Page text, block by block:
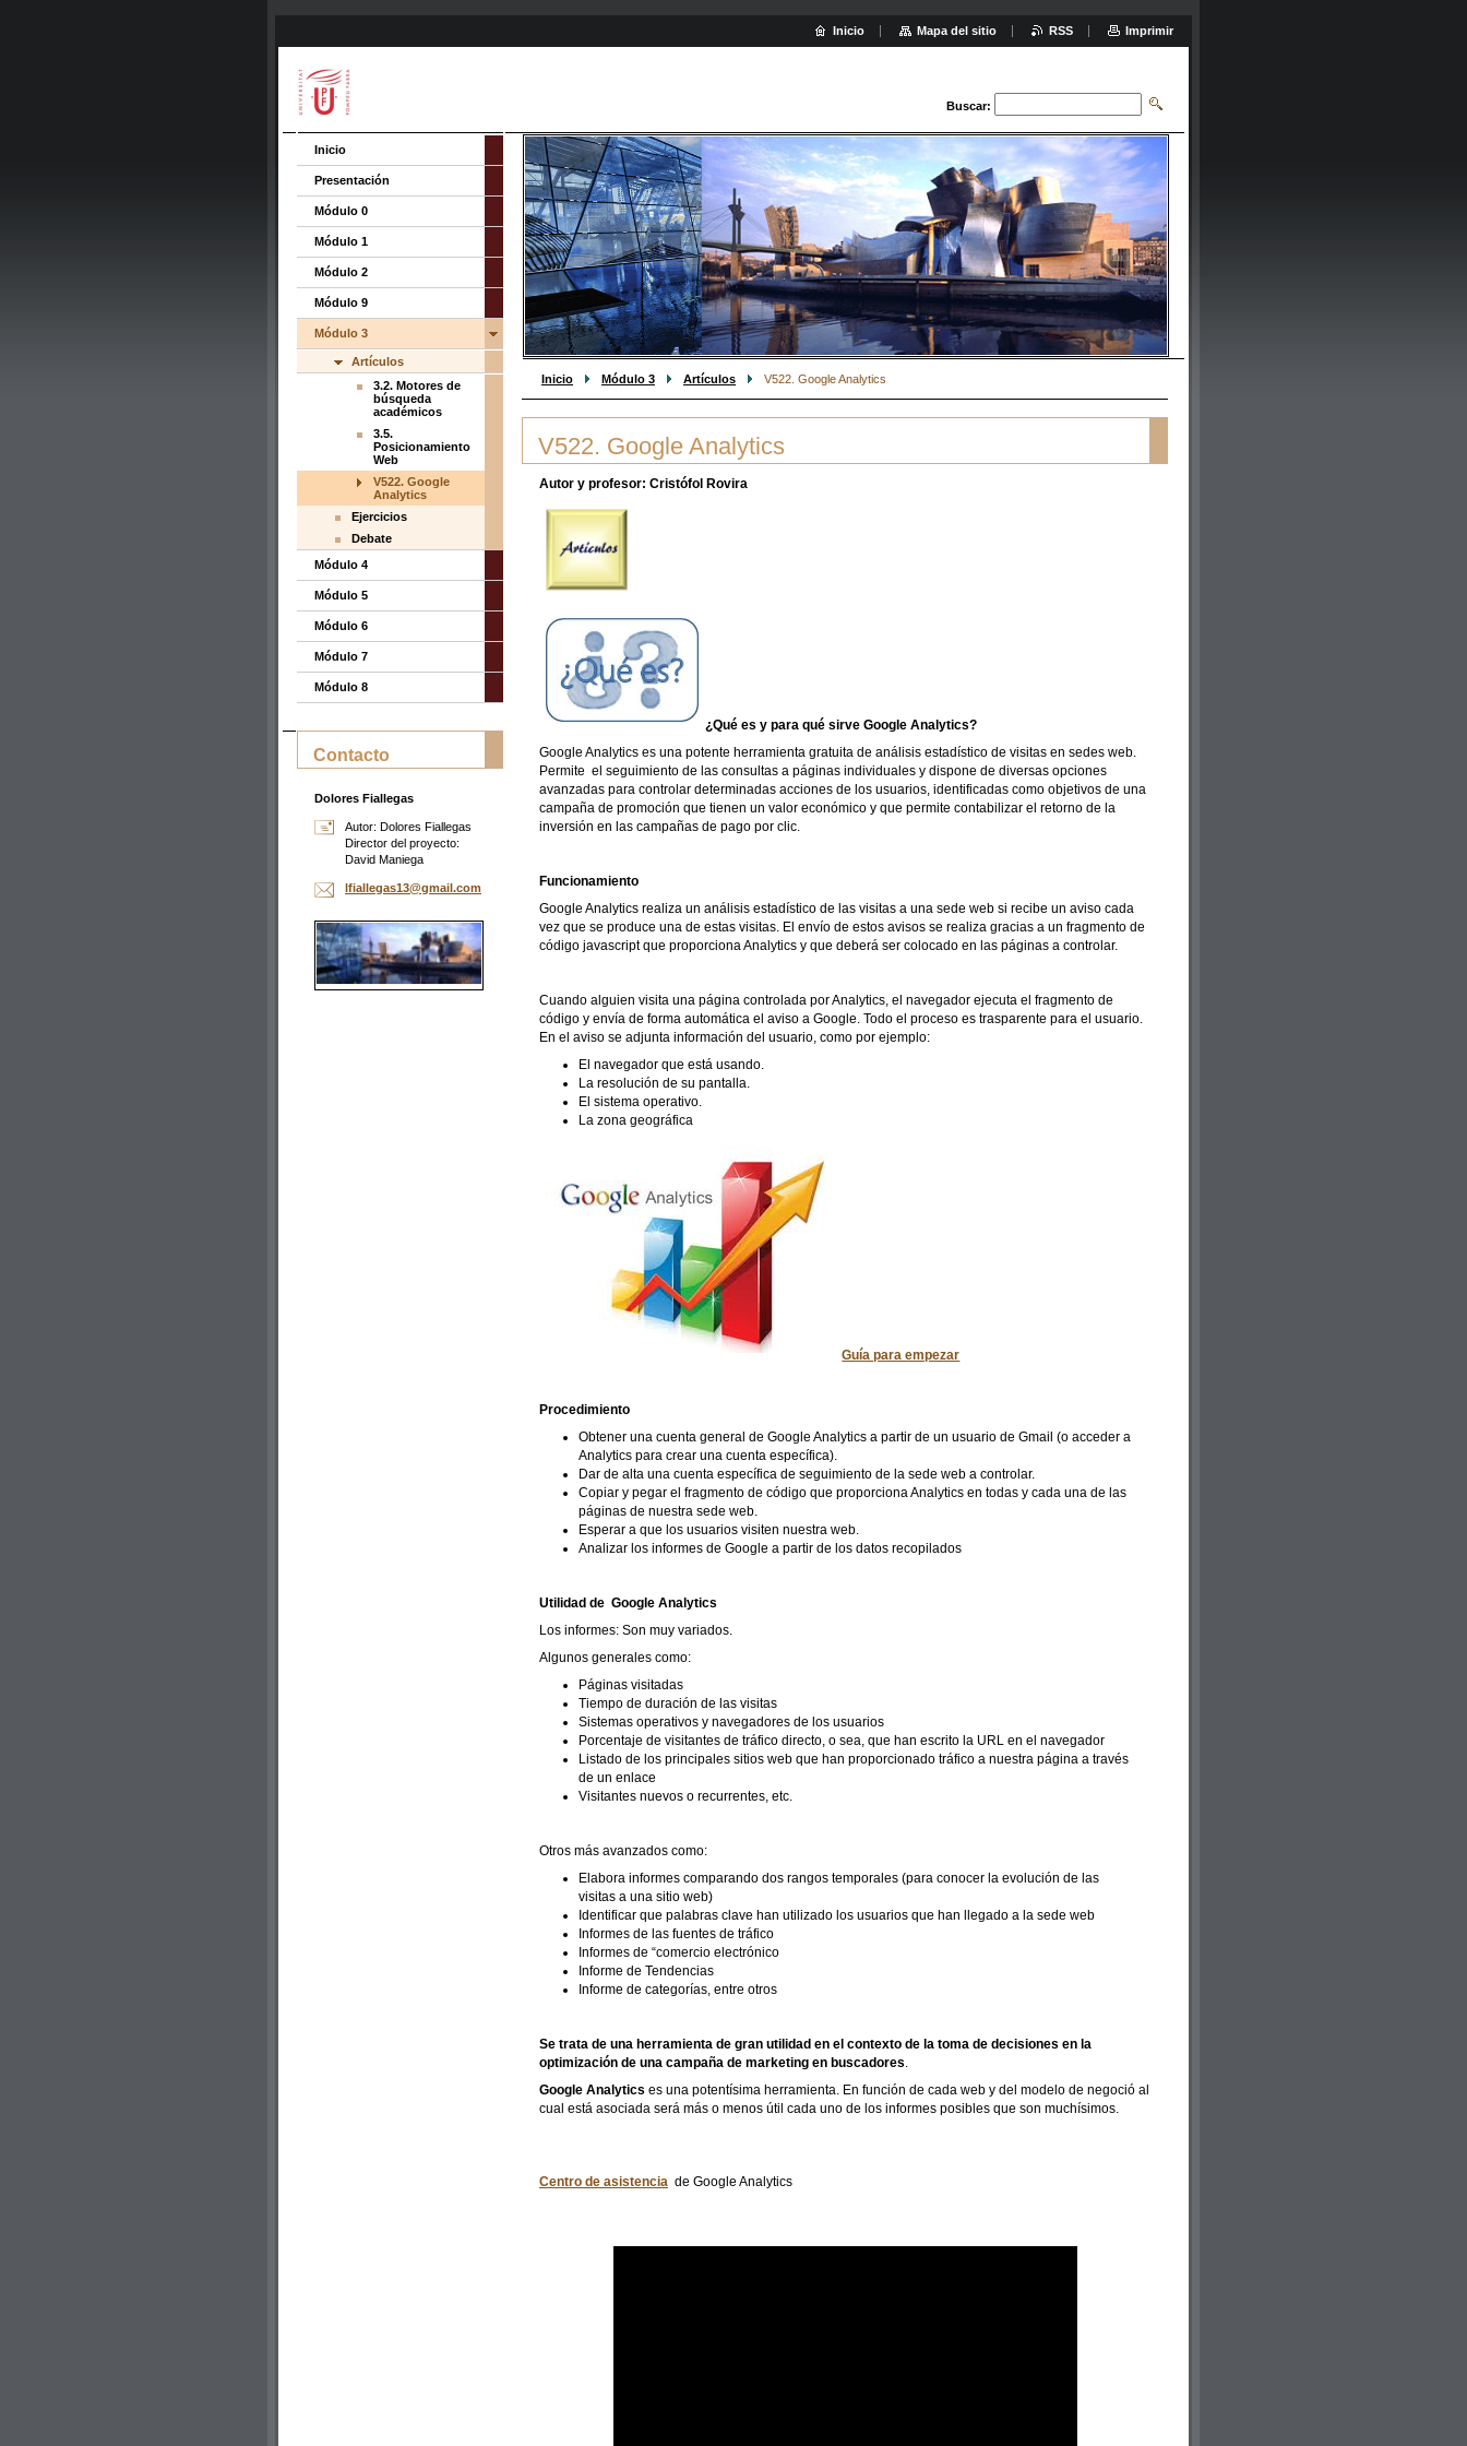
Buscar:
Inicio Módulo 3 Artículos V522. Google Analytics
V522. Google Analytics
Autor y profesor: Cristófol Rovira
¿Qué es y para qué sirve Google Analytics?
Google Analytics es una potente herramienta gratuita de análisis estadístico de visitas en sedes web.
Permite el seguimiento de las consultas a páginas individuales y dispone de diversas opciones
avanzadas para controlar determinadas acciones de los usuarios, identificadas como objetivos de una
campaña de promoción que tienen un valor económico y que permite contabilizar el retorno de la
inversión en las campañas de pago por clic.
Funcionamiento
Google Analytics realiza un análisis estadístico de las visitas a una sede web si recibe un aviso cada
vez que se produce una de estas visitas. El envío de estos avisos se realiza gracias a un fragmento de
código javascript que proporciona Analytics y que deberá ser colocado en las páginas a controlar.
Cuando alguien visita una página controlada por Analytics, el navegador ejecuta el fragmento de
código y envía de forma automática el aviso a Google. Todo el proceso es trasparente para el usuario.
En el aviso se adjunta información del usuario, como por ejemplo:
El navegador que está usando.
La resolución de su pantalla.
El sistema operativo.
La zona geográfica
Guía para empezar
Procedimiento
Obtener una cuenta general de Google Analytics a partir de un usuario de Gmail (o acceder a
Analytics para crear una cuenta específica).
Dar de alta una cuenta específica de seguimiento de la sede web a controlar.
Copiar y pegar el fragmento de código que proporciona Analytics en todas y cada una de las
páginas de nuestra sede web.
Esperar a que los usuarios visiten nuestra web.
Analizar los informes de Google a partir de los datos recopilados
Utilidad de Google Analytics
Los informes: Son muy variados.
Algunos generales como:
Páginas visitadas
Tiempo de duración de las visitas
Sistemas operativos y navegadores de los usuarios
Porcentaje de visitantes de tráfico directo, o sea, que han escrito la URL en el navegador
Listado de los principales sitios web que han proporcionado tráfico a nuestra página a través
de un enlace
Visitantes nuevos o recurrentes, etc.
Otros más avanzados como:
Elabora informes comparando dos rangos temporales (para conocer la evolución de las
visitas a una sitio web)
Identificar que palabras clave han utilizado los usuarios que han llegado a la sede web
Informes de las fuentes de tráfico
Informes de “comercio electrónico
Informe de Tendencias
Informe de categorías, entre otros
Se trata de una herramienta de gran utilidad en el contexto de la toma de decisiones en la
optimización de una campaña de marketing en buscadores.
Google Analytics es una potentísima herramienta. En función de cada web y del modelo de negoció al
cual está asociada será más o menos útil cada uno de los informes posibles que son muchísimos.
Centro de asistencia de Google Analytics
Inicio
Presentación
Módulo 0
Módulo 1
Módulo 2
Módulo 9
Módulo 3
Artículos
3.2. Motores de
búsqueda
académicos
3.5.
Posicionamiento
Web
V522. Google
Analytics
Ejercicios
Debate
Módulo 4
Módulo 5
Módulo 6
Módulo 7
Módulo 8
Contacto
Dolores Fiallegas
Autor: Dolores Fiallegas
Director del proyecto:
David Maniega
lfiallegas13@gmail.com
Inicio Mapa del sitio RSS Imprimir